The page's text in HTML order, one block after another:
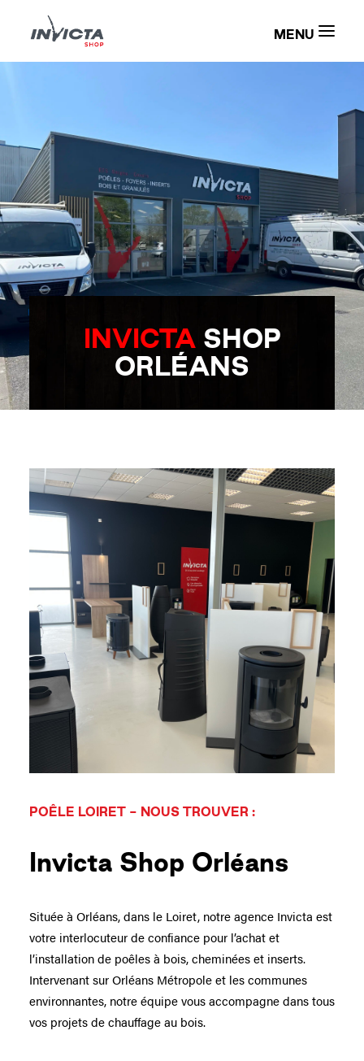
BLOG
GROUPE COUSIN
CONTACT
DEMANDER UN DEVIS
CATALOGUE INVICTASHOP
ORLÉANS
POÊLE LOIRET - NOUS TROUVER :
Invicta Shop Orléans
Située à Orléans, dans le Loiret, notre agence Invicta est
votre interlocuteur de confiance pour l’achat et
l’installation de poêles à bois, cheminées et inserts.
Intervenant sur Orléans Métropole et les communes
environnantes, notre équipe vous accompagne dans tous
vos projets de chauffage au bois.